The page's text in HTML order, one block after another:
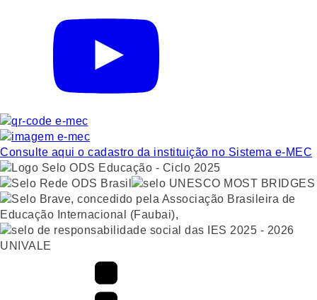
Consulte aqui o cadastro da instituição no Sistema e-MEC
UNIVALE